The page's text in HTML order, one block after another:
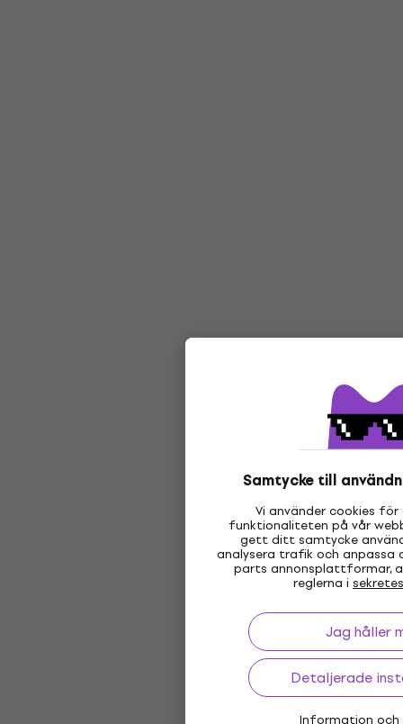
Samtycke till
Vi använder cookies
funktionaliteten på vår
gett ditt samtycke
analysera trafik och anpassa
parts annonsplattformar,
reglerna i
Jag håller
Detaljerade
Information och